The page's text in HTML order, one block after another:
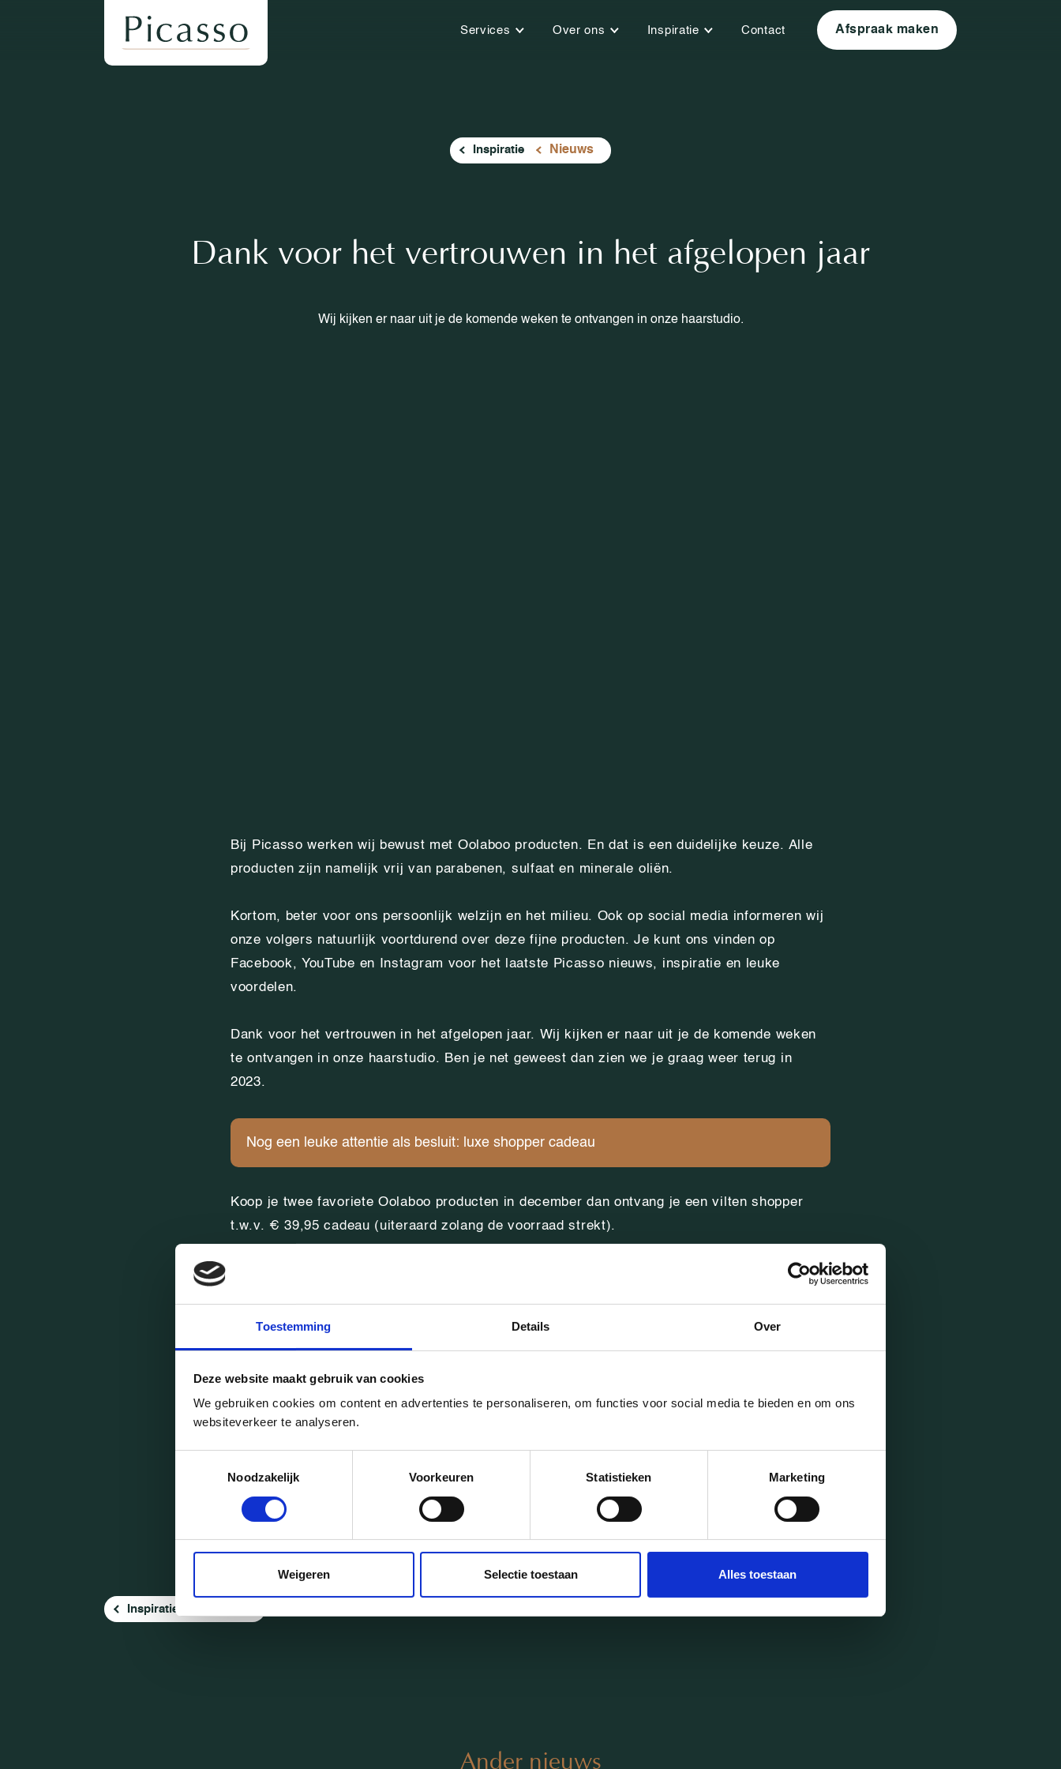
Toestemming Details Over
Deze website maakt gebruik van cookies
We gebruiken cookies om content en advertenties te personaliseren, om functies voor social media te bieden en om ons
websiteverkeer te analyseren.
Noodzakelijk
Voorkeuren Statistieken Marketing
Weigeren Selectie toestaan Alles toestaan
Services Over ons Inspiratie Contact Afspraak maken
Inspiratie Nieuws
Dank voor het vertrouwen in het afgelopen jaar
Wij kijken er naar uit je de komende weken te ontvangen in onze haarstudio.
Bij Picasso werken wij bewust met Oolaboo producten. En dat is een duidelijke keuze. Alle
producten zijn namelijk vrij van parabenen, sulfaat en minerale oliën.
Kortom, beter voor ons persoonlijk welzijn en het milieu. Ook op social media informeren wij
onze volgers natuurlijk voortdurend over deze fijne producten. Je kunt ons vinden op
Facebook, YouTube en Instagram voor het laatste Picasso nieuws, inspiratie en leuke
voordelen.
Dank voor het vertrouwen in het afgelopen jaar. Wij kijken er naar uit je de komende weken
te ontvangen in onze haarstudio. Ben je net geweest dan zien we je graag weer terug in
2023.
Nog een leuke attentie als besluit: luxe shopper cadeau
Koop je twee favoriete Oolaboo producten in december dan ontvang je een vilten shopper
t.w.v. € 39,95 cadeau (uiteraard zolang de voorraad strekt).
Ankie Kusters en team Picasso,
Charlotte, Amber, Lieke, Mandy, Quinty, Fabienne en Carola.
Inspiratie
Ander nieuws